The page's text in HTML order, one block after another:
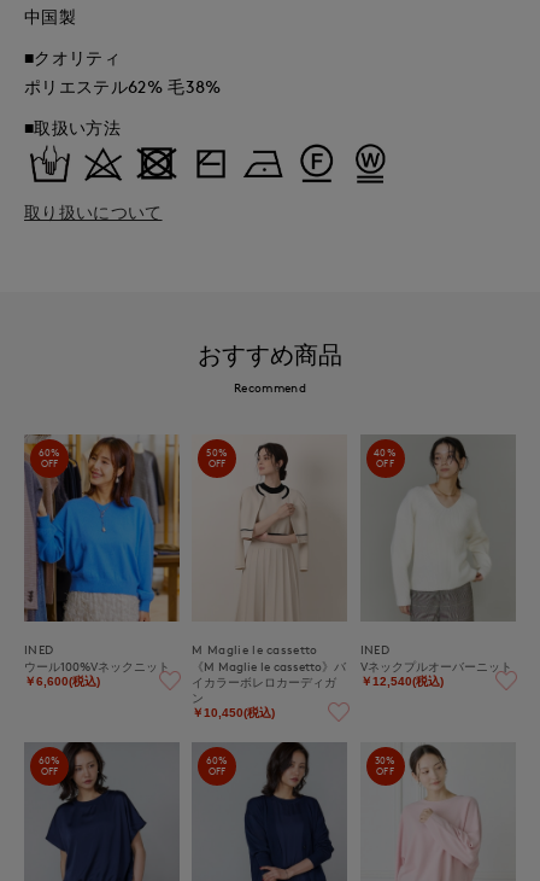
中国製
■クオリティ
ポリエステル62% 毛38%
■取扱い方法
取り扱いについて
おすすめ商品
Recommend
60%
OFF
INED
ウール100%Vネックニット
￥6,600(税込)
50%
OFF
M Maglie le cassetto
《M Maglie le cassetto》バ
イカラーボレロカーディガ
ン
￥10,450(税込)
40%
OFF
INED
Vネックプルオーバーニット
￥12,540(税込)
60%
OFF
60%
OFF
30%
OFF